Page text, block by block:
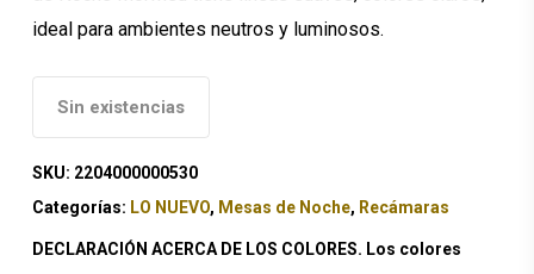
ideal para ambientes neutros y luminosos.
Sin existencias
SKU: 2204000000530
Categorías: LO NUEVO, Mesas de Noche, Recámaras
DECLARACIÓN ACERCA DE LOS COLORES. Los colores